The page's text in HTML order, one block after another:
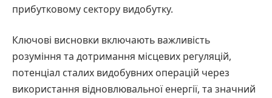
прибутковому сектору видобутку.
Ключові висновки включають важливість
розуміння та дотримання місцевих регуляцій,
потенціал сталих видобувних операцій через
використання відновлювальної енергії, та значний